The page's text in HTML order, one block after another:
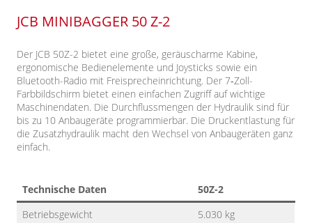
JCB MINIBAGGER 50 Z-2
Der JCB 50Z-2 bietet eine große, geräuscharme Kabine,
ergonomische Bedienelemente und Joysticks sowie ein
Bluetooth-Radio mit Freisprecheinrichtung. Der 7‑Zoll-
Farbbildschirm bietet einen einfachen Zugriff auf wichtige
Maschinendaten. Die Durchflussmengen der Hydraulik sind für
bis zu 10 Anbaugeräte programmierbar. Die Druckentlastung für
die Zusatzhydraulik macht den Wechsel von Anbaugeräten ganz
einfach.
Technische Daten
50Z-2
Betriebsgewicht
5.030 kg